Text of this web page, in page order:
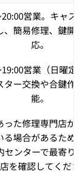
営業。キャス
、簡易修理、鍵開
応。
営業（日曜定
ター交換や合鍵作
能。
った修理専門店が
る場合があるため
センターで最寄り
を確認してくださ